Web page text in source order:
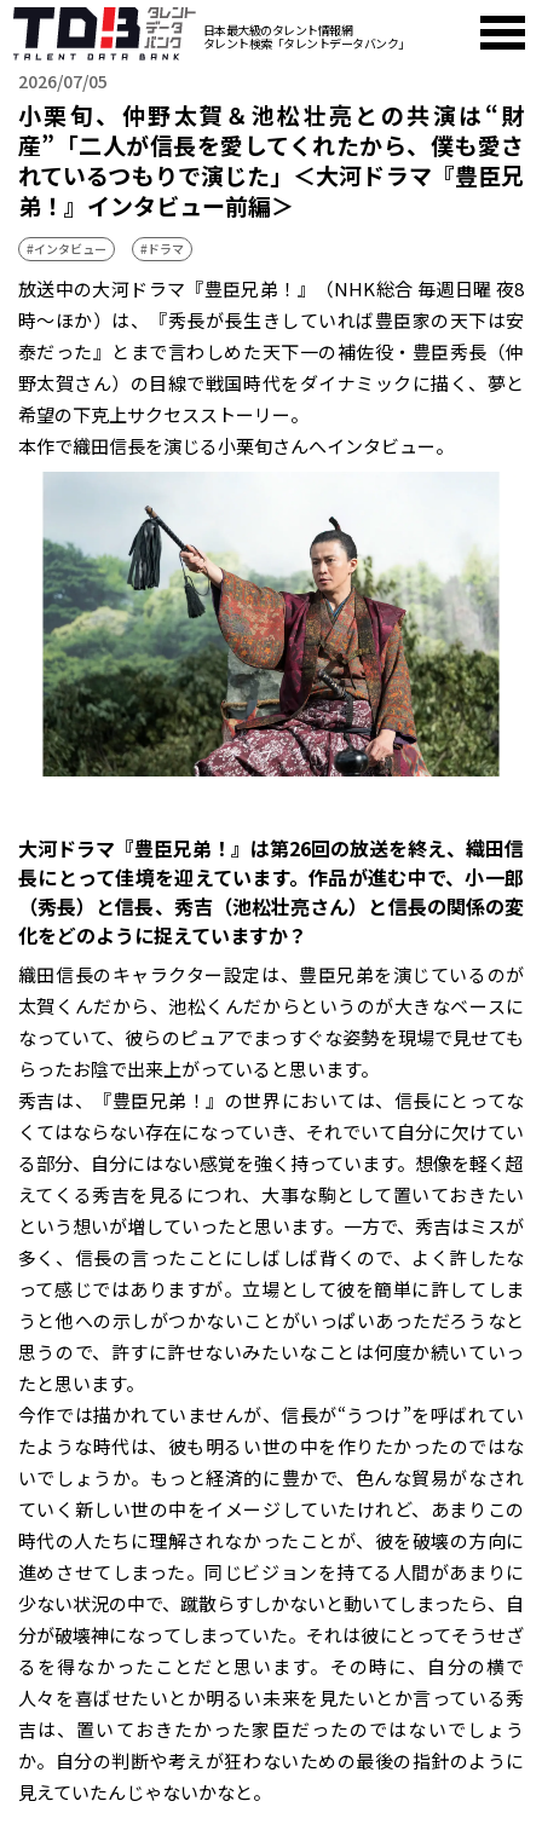
日本最大級のタレント情報網
タレント検索「タレントデータバンク」
2026/07/05
小栗旬、仲野太賀＆池松壮亮との共演は“財
産”「二人が信長を愛してくれたから、僕も愛さ
れているつもりで演じた」＜大河ドラマ『豊臣兄
弟！』インタビュー前編＞
#インタビュー #ドラマ
放送中の大河ドラマ『豊臣兄弟！』（NHK総合 毎週日曜 夜8
時～ほか）は、『秀長が長生きしていれば豊臣家の天下は安
泰だった』とまで言わしめた天下一の補佐役・豊臣秀長（仲
野太賀さん）の目線で戦国時代をダイナミックに描く、夢と
希望の下克上サクセスストーリー。
本作で織田信長を演じる小栗旬さんへインタビュー。
――大河ドラマ『豊臣兄弟！』は第26回の放送を終え、織田信
長にとって佳境を迎えています。作品が進む中で、小一郎
（秀長）と信長、秀吉（池松壮亮さん）と信長の関係の変
化をどのように捉えていますか？
織田信長のキャラクター設定は、豊臣兄弟を演じているのが
太賀くんだから、池松くんだからというのが大きなベースに
なっていて、彼らのピュアでまっすぐな姿勢を現場で見せても
らったお陰で出来上がっていると思います。
秀吉は、『豊臣兄弟！』の世界においては、信長にとってな
くてはならない存在になっていき、それでいて自分に欠けてい
る部分、自分にはない感覚を強く持っています。想像を軽く超
えてくる秀吉を見るにつれ、大事な駒として置いておきたい
という想いが増していったと思います。一方で、秀吉はミスが
多く、信長の言ったことにしばしば背くので、よく許したな
って感じではありますが。立場として彼を簡単に許してしま
うと他への示しがつかないことがいっぱいあっただろうなと
思うので、許すに許せないみたいなことは何度か続いていっ
たと思います。
今作では描かれていませんが、信長が“うつけ”を呼ばれてい
たような時代は、彼も明るい世の中を作りたかったのではな
いでしょうか。もっと経済的に豊かで、色んな貿易がなされ
ていく新しい世の中をイメージしていたけれど、あまりこの
時代の人たちに理解されなかったことが、彼を破壊の方向に
進めさせてしまった。同じビジョンを持てる人間があまりに
少ない状況の中で、蹴散らすしかないと動いてしまったら、自
分が破壊神になってしまっていた。それは彼にとってそうせざ
るを得なかったことだと思います。その時に、自分の横で
人々を喜ばせたいとか明るい未来を見たいとか言っている秀
吉は、置いておきたかった家臣だったのではないでしょう
か。自分の判断や考えが狂わないための最後の指針のように
見えていたんじゃないかなと。